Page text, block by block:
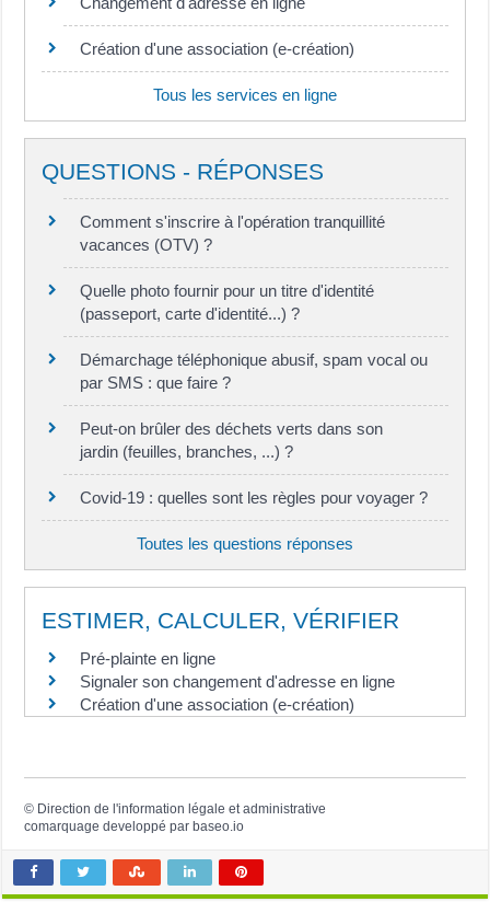
Création d'une association (e-création)
Tous les services en ligne
QUESTIONS - RÉPONSES
Comment s'inscrire à l'opération tranquillité
vacances (OTV) ?
Quelle photo fournir pour un titre d'identité
(passeport, carte d'identité...) ?
Démarchage téléphonique abusif, spam vocal ou
par SMS : que faire ?
Peut-on brûler des déchets verts dans son
jardin (feuilles, branches, ...) ?
Covid-19 : quelles sont les règles pour voyager ?
Toutes les questions réponses
ESTIMER, CALCULER, VÉRIFIER
Pré-plainte en ligne
Signaler son changement d'adresse en ligne
Création d'une association (e-création)
© Direction de l'information légale et administrative
comarquage developpé par baseo.io